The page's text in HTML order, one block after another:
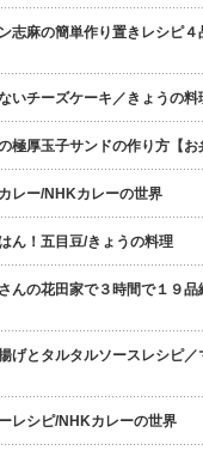
志麻の簡単作り置きレシピ
いチーズケーキ／きょうの料
極厚玉子サンドの作り方【お
レー/NHKカレーの世界
ん！五目豆/きょうの料理
んの花田家で３時間で１９品
げとタルタルソースレシピ
レシピ/NHKカレーの世界